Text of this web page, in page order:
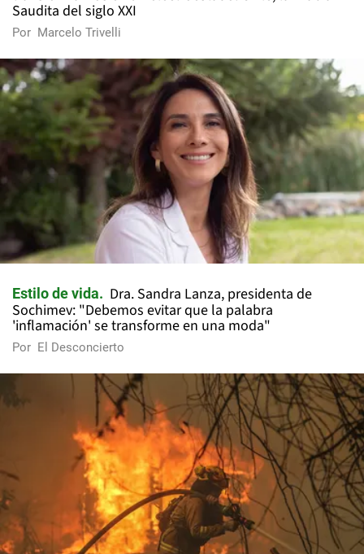
Saudita del siglo XXI
Por Marcelo Trivelli
Estilo de vida
Dra. Sandra Lanza, presidenta de
Sochimev: "Debemos evitar que la palabra
'inflamación' se transforme en una moda"
Por El Desconcierto